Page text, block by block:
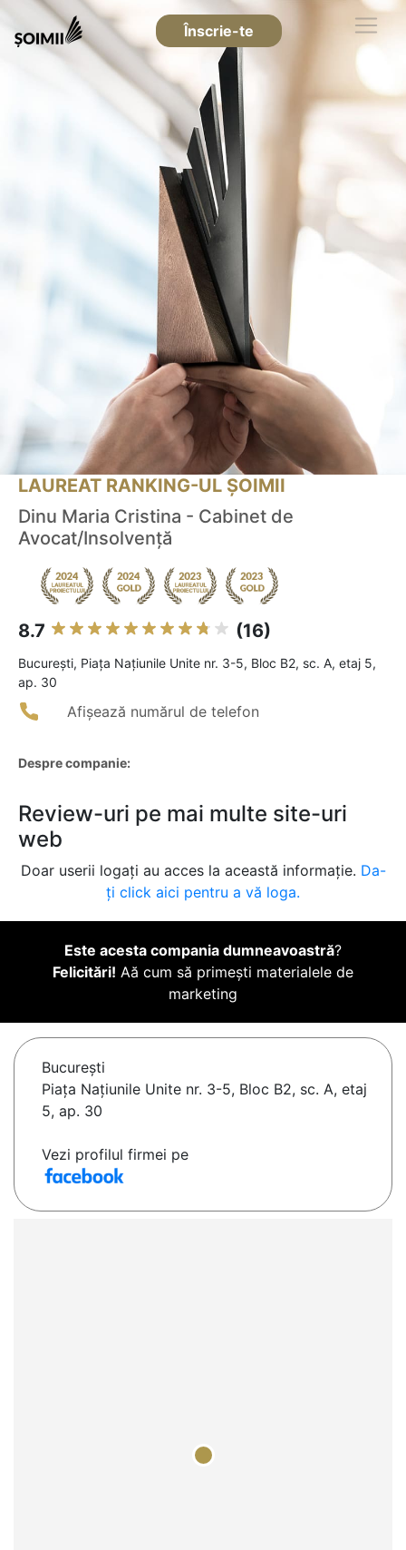
Înscrie-te
LAUREAT RANKING-UL ȘOIMII
Dinu Maria Cristina - Cabinet de
Avocat/Insolvență
8.7 (16)
Bucureşti, Piața Națiunile Unite nr. 3-5, Bloc B2, sc. A, etaj 5,
ap. 30
Afișează numărul de telefon
Despre companie:
Review-uri pe mai multe site-uri
web
Doar userii logați au acces la această informație. Da-
ți click aici pentru a vă loga.
Este acesta compania dumneavoastră?
Felicitări! Aă cum să primești materialele de
marketing
Bucureşti
Piața Națiunile Unite nr. 3-5, Bloc B2, sc. A, etaj
5, ap. 30
Vezi profilul firmei pe